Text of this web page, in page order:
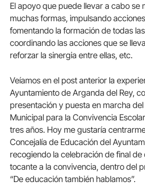
El apoyo que puede llevar a cabo se
muchas formas, impulsando
fomentando la formación de todas
coordinando las acciones que se
reforzar la sinergia entre ellas, etc.
Veíamos en el post anterior la
Ayuntamiento de Arganda del Rey,
presentación y puesta en marcha
Municipal para la Convivencia
tres años. Hoy me gustaría
Concejalía de Educación del
recogiendo la celebración de final de
tocante a la convivencia, dentro del
“De educación también hablamos”.